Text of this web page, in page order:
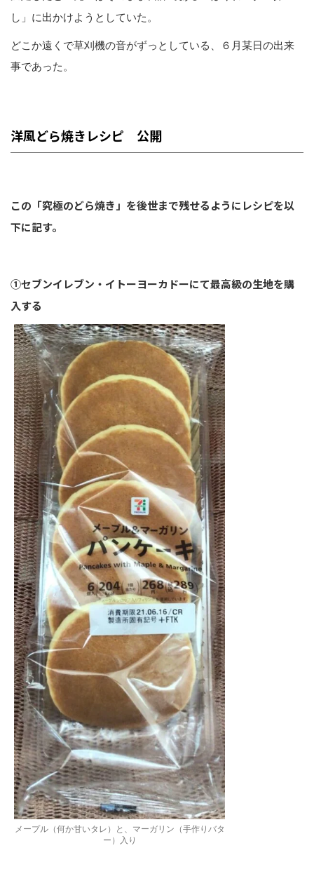
し」に出かけようとしていた。
どこか遠くで草刈機の音がずっとしている、６月某日の出来
事であった。
洋風どら焼きレシピ 公開
この「究極のどら焼き」を後世まで残せるようにレシピを以
下に記す。
①セブンイレブン・イトーヨーカドーにて最高級の生地を購
入する
メープル（何か甘いタレ）と、マーガリン（手作りバタ
ー）入り